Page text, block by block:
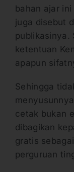
bahan ajar
juga disebut
publikasinya.
ketentuan
apapun
Sehingga
cetak bukan
dibagikan
gratis
perguruan